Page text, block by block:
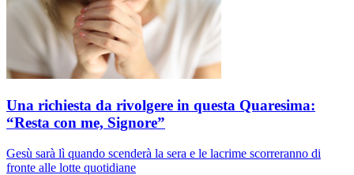
Una richiesta da rivolgere in questa Quaresima:
“Resta con me, Signore”
Gesù sarà lì quando scenderà la sera e le lacrime scorreranno di
fronte alle lotte quotidiane